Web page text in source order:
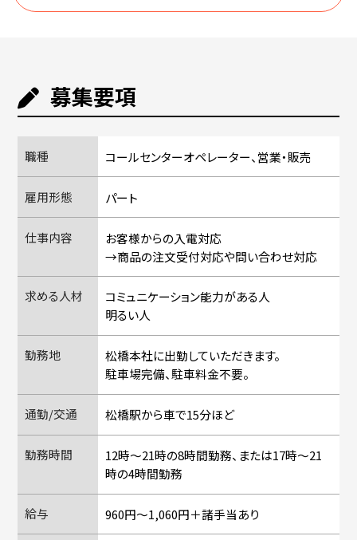
募集要項
職種 コールセンターオペレーター、営業・販売
雇用形態 パート
仕事内容
お客様からの入電対応
→商品の注文受付対応や問い合わせ対応
求める人材
コミュニケーション能力がある人
明るい人
勤務地
松橋本社に出勤していただきます。
駐車場完備、駐車料金不要。
通勤/交通 松橋駅から車で15分ほど
勤務時間
12時～21時の8時間勤務、または17時～21
時の4時間勤務
給与 960円〜1,060円＋諸手当あり